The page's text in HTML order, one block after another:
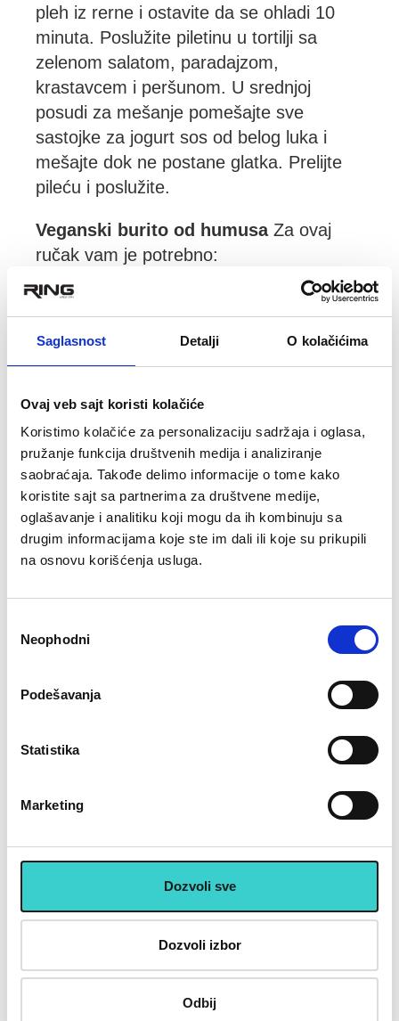
Saglasnost Detalji O kolačićima
Ovaj veb sajt koristi kolačiće
Koristimo kolačiće za personalizaciju sadržaja i oglasa,
pružanje funkcija društvenih medija i analiziranje
saobraćaja. Takođe delimo informacije o tome kako
koristite sajt sa partnerima za društvene medije,
oglašavanje i analitiku koji mogu da ih kombinuju sa
drugim informacijama koje ste im dali ili koje su prikupili
na osnovu korišćenja usluga.
сагласности
Neophodni
Podešavanja
Statistika
Marketing
Dozvoli sve
Dozvoli izbor
Odbij
pleh iz rerne i ostavite da se ohladi 10
minuta. Poslužite piletinu u tortilji sa
zelenom salatom, paradajzom,
krastavcem i peršunom. U srednjoj
posudi za mešanje pomešajte sve
sastojke za jogurt sos od belog luka i
mešajte dok ne postane glatka. Prelijte
pileću i poslužite.
Veganski burito od humusaZa ovaj
ručak vam je potrebno:
Humus - kupljeni ili domaći;
Tortilje;
Povrće - krastavci, paradajz i avokado, iseckana
šargarepa, seckani ljubičasti kupus, paprike,
Priprema: Razmažite humus po
tortiljama. Dodajte povrće. Na vrh stavite
narezani krastavac, paradajz i avokado.
Dodajte miks zelenih salata. Dodajte
začine po ukusu. Umotajte tortilju u oblik
burita i savijte sa strane. Isecite ga po